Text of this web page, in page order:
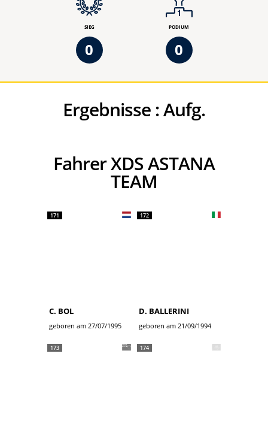
SIEG
0
PODIUM
0
Ergebnisse :Aufg.
Fahrer XDS ASTANA
TEAM
171
C. BOL
geboren am 27/07/1995
172
D. BALLERINI
geboren am 21/09/1994
173 174